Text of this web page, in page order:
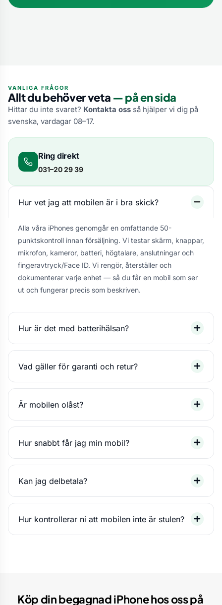
VANLIGA FRÅGOR
Allt du behöver veta — på en sida
Hittar du inte svaret? Kontakta oss så hjälper vi dig på
svenska, vardagar 08–17.
Ring direkt
031–20 29 39
Hur vet jag att mobilen är i bra skick?
Alla våra iPhones genomgår en omfattande 50-
punktskontroll innan försäljning. Vi testar skärm, knappar,
mikrofon, kameror, batteri, högtalare, anslutningar och
fingeravtryck/Face ID. Vi rengör, återställer och
dokumenterar varje enhet — så du får en mobil som ser
ut och fungerar precis som beskriven.
Hur är det med batterihälsan?
Vad gäller för garanti och retur?
Är mobilen olåst?
Hur snabbt får jag min mobil?
Kan jag delbetala?
Hur kontrollerar ni att mobilen inte är stulen?
Köp din begagnad iPhone hos oss på